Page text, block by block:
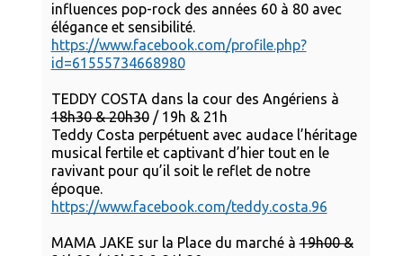
influences pop-rock des années 60 à 80 avec
élégance et sensibilité.
https://www.facebook.com/profile.php?
id=61555734668980
TEDDY COSTA dans la cour des Angériens à
18h30 & 20h30/ 19h & 21h
Teddy Costa perpétuent avec audace l’héritage
musical fertile et captivant d’hier tout en le
ravivant pour qu’il soit le reflet de notre
époque.
https://www.facebook.com/teddy.costa.96
MAMA JAKE sur la Place du marché à19h00 &